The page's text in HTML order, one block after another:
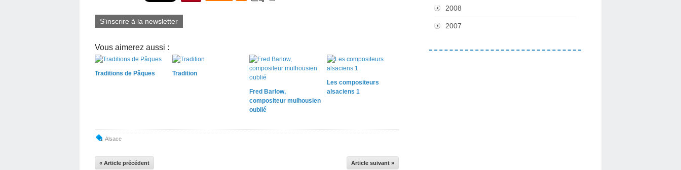
S'inscrire à la newsletter
Vous aimerez aussi :
Traditions de Pâques Tradition
Fred Barlow,
compositeur mulhousien
oublié
Les compositeurs
alsaciens 1
Alsace
« Article précédent Article suivant »
2008
2007